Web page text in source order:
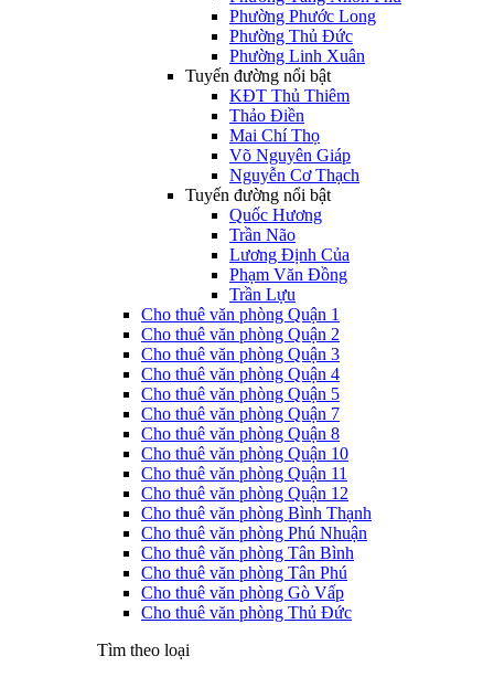
Phường Phước Long
Phường Thủ Đức
Phường Linh Xuân
Tuyến đường nổi bật
KĐT Thủ Thiêm
Thảo Điền
Mai Chí Thọ
Võ Nguyên Giáp
Nguyễn Cơ Thạch
Tuyến đường nổi bật
Quốc Hương
Trần Não
Lương Định Của
Phạm Văn Đồng
Trần Lựu
Cho thuê văn phòng Quận 1
Cho thuê văn phòng Quận 2
Cho thuê văn phòng Quận 3
Cho thuê văn phòng Quận 4
Cho thuê văn phòng Quận 5
Cho thuê văn phòng Quận 7
Cho thuê văn phòng Quận 8
Cho thuê văn phòng Quận 10
Cho thuê văn phòng Quận 11
Cho thuê văn phòng Quận 12
Cho thuê văn phòng Bình Thạnh
Cho thuê văn phòng Phú Nhuận
Cho thuê văn phòng Tân Bình
Cho thuê văn phòng Tân Phú
Cho thuê văn phòng Gò Vấp
Cho thuê văn phòng Thủ Đức
Tìm theo loại